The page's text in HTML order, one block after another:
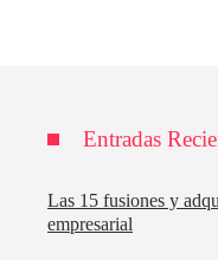
Entradas
Las 15 fusiones y
empresarial